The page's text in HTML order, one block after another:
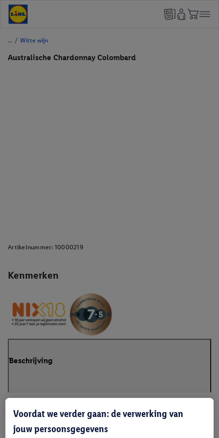
/ Witte wijn
Australische Chardonnay Colombard
Kenmerken
Artikelnummer: 10000219
Beschrijving
Voordat we verder gaan: de verwerking van
jouw persoonsgegevens